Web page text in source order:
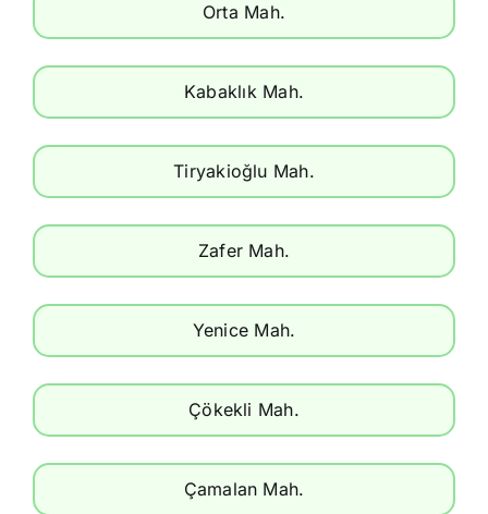
Orta Mah.
Kabaklık Mah.
Tiryakioğlu Mah.
Zafer Mah.
Yenice Mah.
Çökekli Mah.
Çamalan Mah.